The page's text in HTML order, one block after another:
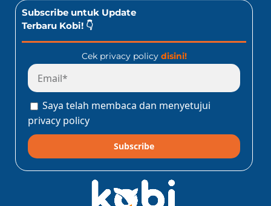
Jangan Kelewatan!
Baca Sekarang!
Edukatif ke Jepang!
10 Lomba Jurusan
Matematika untuk
Portofolio Anak SMA
Subscribe untuk Update
Terbaru Kobi! 👇
Cek privacy policy disini!
Saya telah membaca dan menyetujui
privacy policy
Subscribe